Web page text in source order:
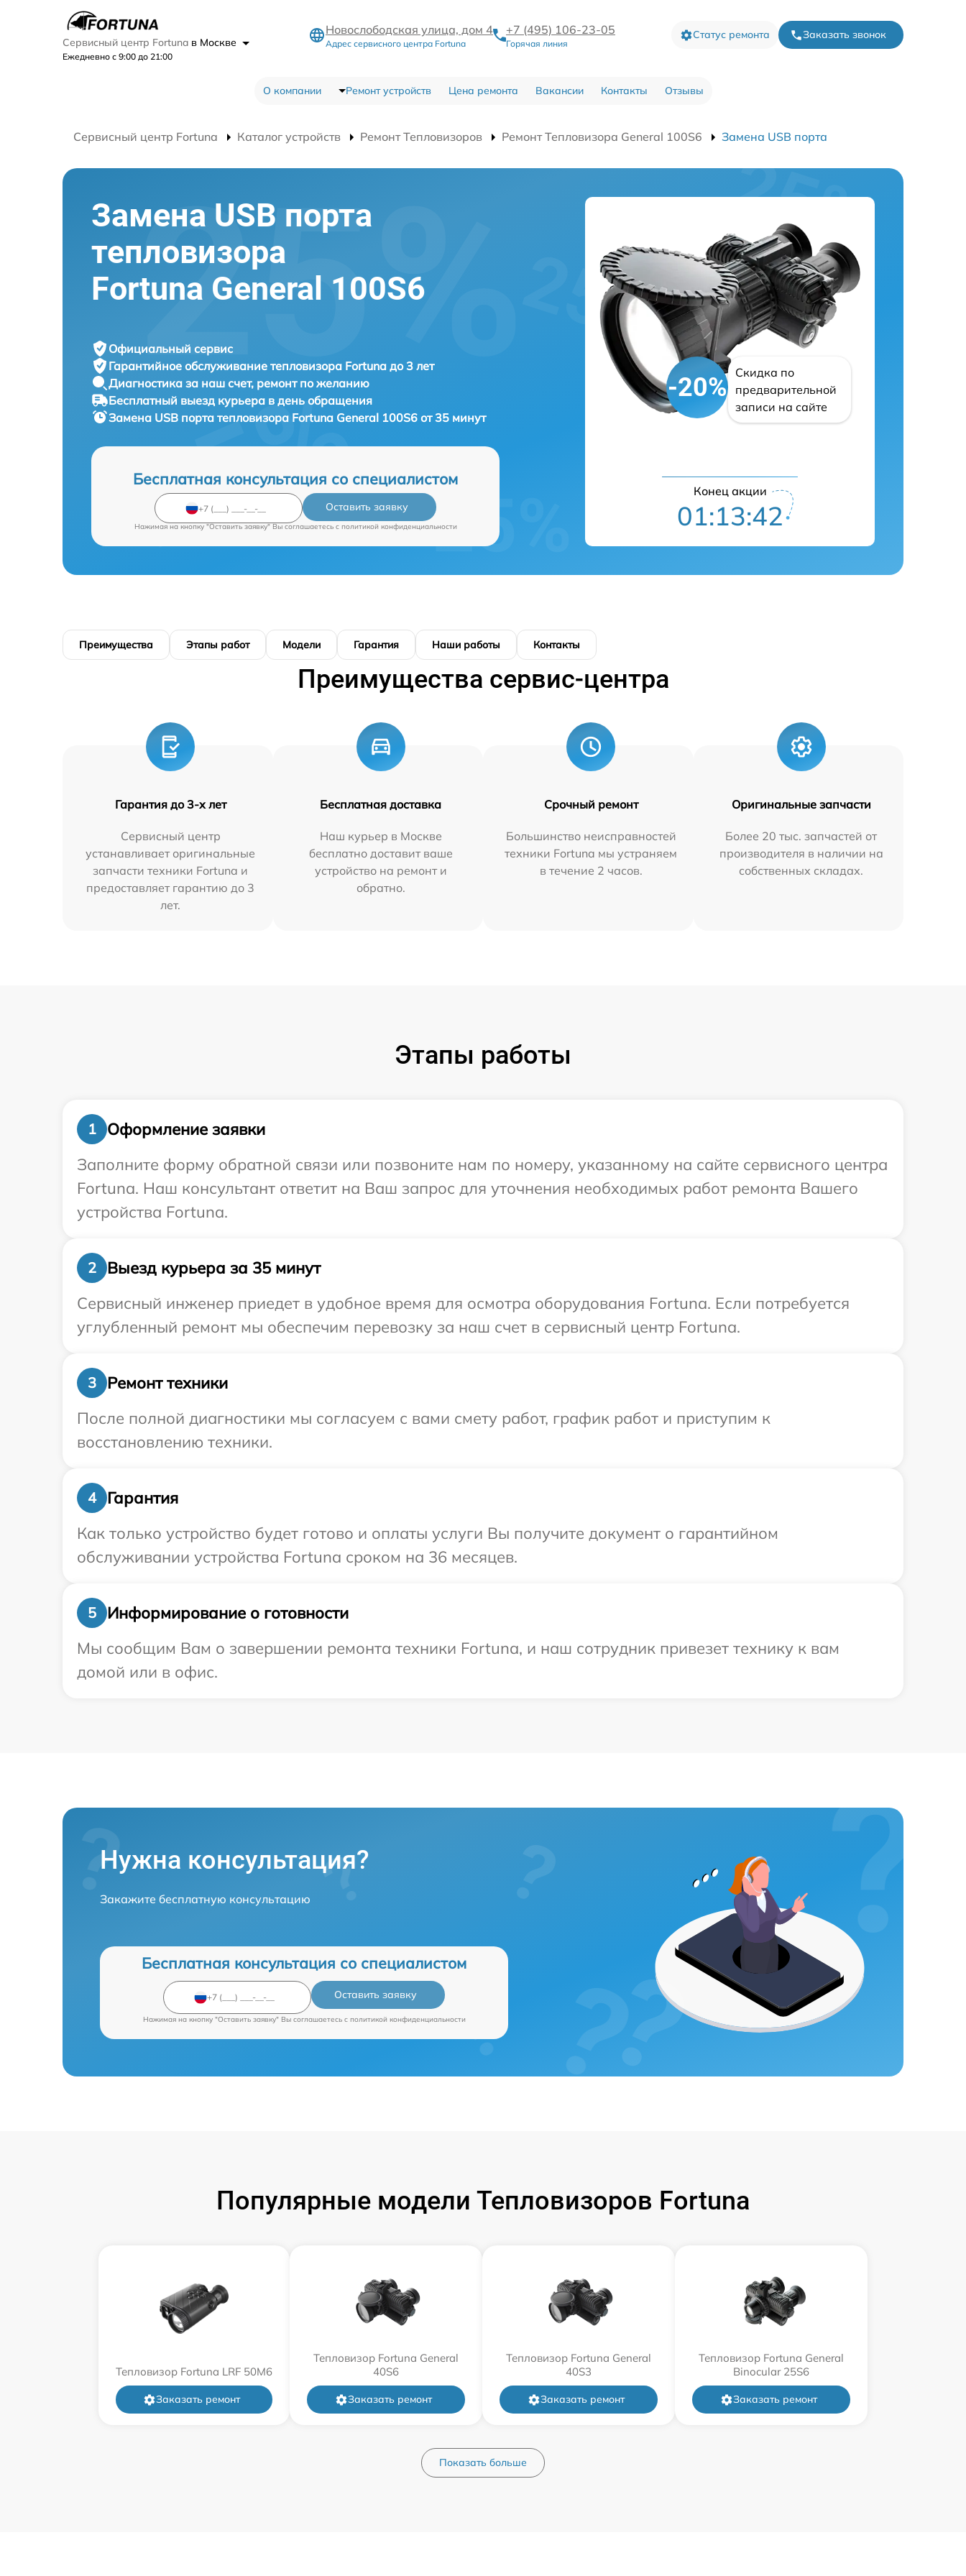
Сервисный центр Fortuna в Москве
Ежедневно с 9:00 до 21:00
Новослободская улица, дом 4
Адрес сервисного центра Fortuna
+7 (495) 106-23-05
Горячая линия
Статус ремонта Заказать звонок
О компании Ремонт устройств Цена ремонта Вакансии Контакты Отзывы
Сервисный центр Fortuna Каталог устройств Ремонт Тепловизоров Ремонт Тепловизора General 100S6 Замена USB порта
Замена USB порта
тепловизора
Fortuna General 100S6
Официальный сервис
Гарантийное обслуживание тепловизора Fortuna до 3 лет
Диагностика за наш счет, ремонт по желанию
Бесплатный выезд курьера в день обращения
Замена USB порта тепловизора Fortuna General 100S6 от 35 минут
Бесплатная консультация со специалистом
Оставить заявку
Нажимая на кнопку "Оставить заявку" Вы соглашаетесь c политикой конфиденциальности
-20%
Скидка по
предварительной
записи на сайте
Конец акции
01:13:41
Преимущества Этапы работ Модели Гарантия Наши работы Контакты
Преимущества сервис-центра
Гарантия до 3-х лет
Сервисный центр
устанавливает оригинальные
запчасти техники Fortuna и
предоставляет гарантию до 3
лет.
Бесплатная доставка
Наш курьер в Москве
бесплатно доставит ваше
устройство на ремонт и
обратно.
Срочный ремонт
Большинство неисправностей
техники Fortuna мы устраняем
в течение 2 часов.
Оригинальные запчасти
Более 20 тыс. запчастей от
производителя в наличии на
собственных складах.
Этапы работы
1
Оформление заявки
Заполните форму обратной связи или позвоните нам по номеру, указанному на сайте сервисного центра
Fortuna. Наш консультант ответит на Ваш запрос для уточнения необходимых работ ремонта Вашего
устройства Fortuna.
2
Выезд курьера за 35 минут
Сервисный инженер приедет в удобное время для осмотра оборудования Fortuna. Если потребуется
углубленный ремонт мы обеспечим перевозку за наш счет в сервисный центр Fortuna.
3
Ремонт техники
После полной диагностики мы согласуем с вами смету работ, график работ и приступим к
восстановлению техники.
4
Гарантия
Как только устройство будет готово и оплаты услуги Вы получите документ о гарантийном
обслуживании устройства Fortuna сроком на 36 месяцев.
5
Информирование о готовности
Мы сообщим Вам о завершении ремонта техники Fortuna, и наш сотрудник привезет технику к вам
домой или в офис.
Нужна консультация?
Закажите бесплатную консультацию
Бесплатная консультация со специалистом
Оставить заявку
Нажимая на кнопку "Оставить заявку" Вы соглашаетесь c политикой конфиденциальности
Популярные модели Тепловизоров Fortuna
Тепловизор Fortuna LRF 50M6
Заказать ремонт
Тепловизор Fortuna General
40S6
Заказать ремонт
Тепловизор Fortuna General
40S3
Заказать ремонт
Тепловизор Fortuna General
Binocular 25S6
Заказать ремонт
Показать больше